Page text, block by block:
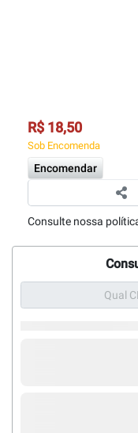
R$ 18,50
Sob Encomenda
Encomendar
Consulte nossa